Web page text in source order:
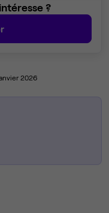
?
2026